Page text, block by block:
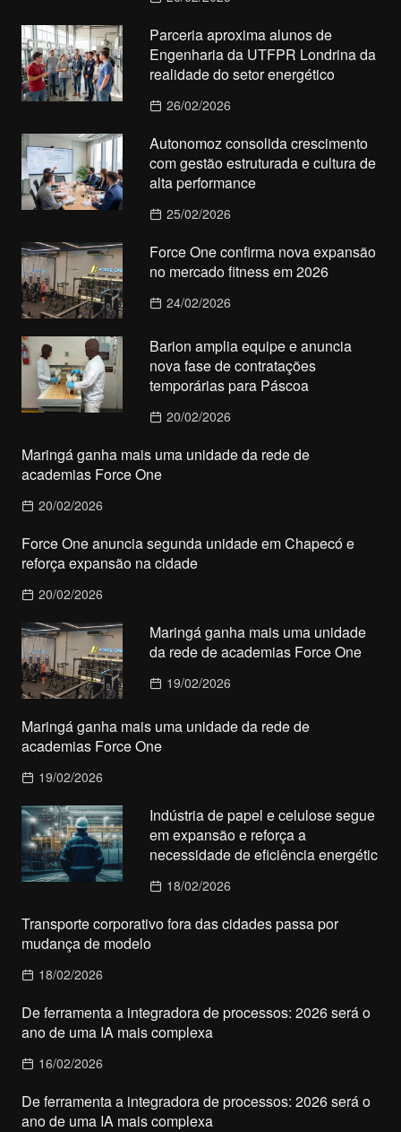
Parceria aproxima alunos de
Engenharia da UTFPR Londrina da
realidade do setor energético
26/02/2026
Autonomoz consolida crescimento
com gestão estruturada e cultura de
alta performance
25/02/2026
Force One confirma nova expansão
no mercado fitness em 2026
24/02/2026
Barion amplia equipe e anuncia
nova fase de contratações
temporárias para Páscoa
20/02/2026
Maringá ganha mais uma unidade da rede de
academias Force One
20/02/2026
Force One anuncia segunda unidade em Chapecó e
reforça expansão na cidade
20/02/2026
Maringá ganha mais uma unidade
da rede de academias Force One
19/02/2026
Maringá ganha mais uma unidade da rede de
academias Force One
19/02/2026
Indústria de papel e celulose segue
em expansão e reforça a
necessidade de eficiência energétic
18/02/2026
Transporte corporativo fora das cidades passa por
mudança de modelo
18/02/2026
De ferramenta a integradora de processos: 2026 será o
ano de uma IA mais complexa
16/02/2026
De ferramenta a integradora de processos: 2026 será o
ano de uma IA mais complexa